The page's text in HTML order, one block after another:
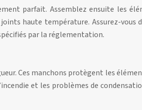
parfait. Assemblez ensuite les
haute température. Assurez-vous
par la réglementation.
Ces manchons protègent les
et les problèmes de